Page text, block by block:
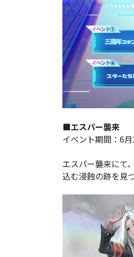
■エスパー襲来
イベント期間：6
エスパー襲来にて
込む浸蝕の跡を見